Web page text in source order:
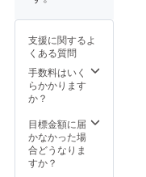
「圧倒的ポ
ジティブ」
僕達はとに
かくポジ
ティブで
す！
声メッ
セージ
トラッ
ク
（CD-R
仕様
回のCD
の盤面
の
今回の
CDの盤
面の
SPECIA
LTHAN
KSに、
前(HN)
記載 ※
決起会
るメッ
付き動
画DVD
・今回
のクラ
ウド
ディン
グで制
作した
楽曲
支援に関するよ
くある質問
手数料はいく
らかかります
か？
目標金額に届
かなかった場
合どうなりま
すか？